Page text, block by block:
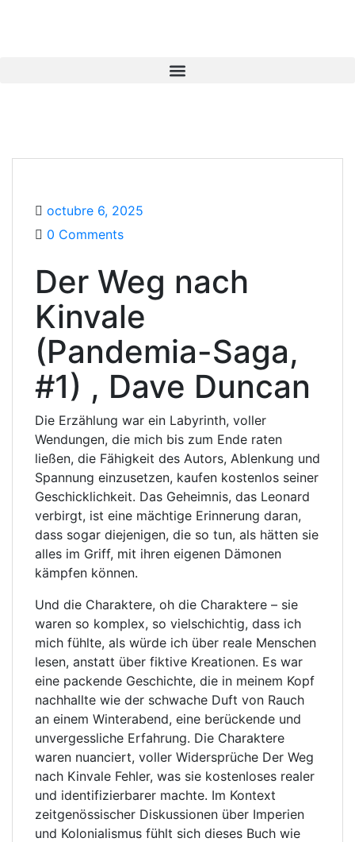
octubre 6, 2025
0 Comments
Der Weg nach
Kinvale
(Pandemia-Saga,
#1) , Dave Duncan
Die Erzählung war ein Labyrinth, voller
Wendungen, die mich bis zum Ende raten
ließen, die Fähigkeit des Autors, Ablenkung und
Spannung einzusetzen, kaufen kostenlos seiner
Geschicklichkeit. Das Geheimnis, das Leonard
verbirgt, ist eine mächtige Erinnerung daran,
dass sogar diejenigen, die so tun, als hätten sie
alles im Griff, mit ihren eigenen Dämonen
kämpfen können.
Und die Charaktere, oh die Charaktere – sie
waren so komplex, so vielschichtig, dass ich
mich fühlte, als würde ich über reale Menschen
lesen, anstatt über fiktive Kreationen. Es war
eine packende Geschichte, die in meinem Kopf
nachhallte wie der schwache Duft von Rauch
an einem Winterabend, eine berückende und
unvergessliche Erfahrung. Die Charaktere
waren nuanciert, voller Widersprüche Der Weg
nach Kinvale Fehler, was sie kostenloses realer
und identifizierbarer machte. Im Kontext
zeitgenössischer Diskussionen über Imperien
und Kolonialismus fühlt sich dieses Buch wie